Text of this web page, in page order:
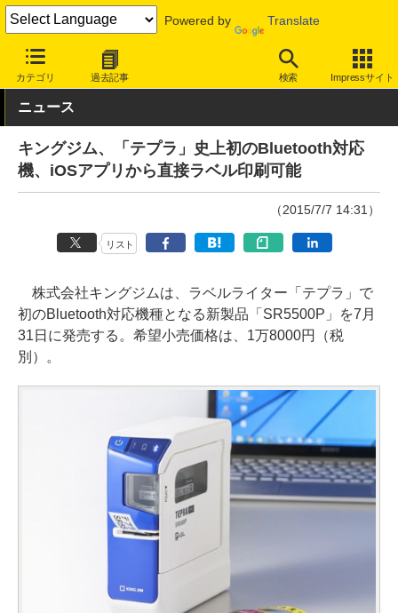
Powered by Translate
カテゴリ 過去記事 検索 Impressサイト
INTERNET Watch ハードウェア
ニュース
キングジム、「テプラ」史上初のBluetooth対応
機、iOSアプリから直接ラベル印刷可能
（2015/7/7 14:31）
リスト
株式会社キングジムは、ラベルライター「テプラ」で
初のBluetooth対応機種となる新製品「SR5500P」を7月
31日に発売する。希望小売価格は、1万8000円（税
別）。